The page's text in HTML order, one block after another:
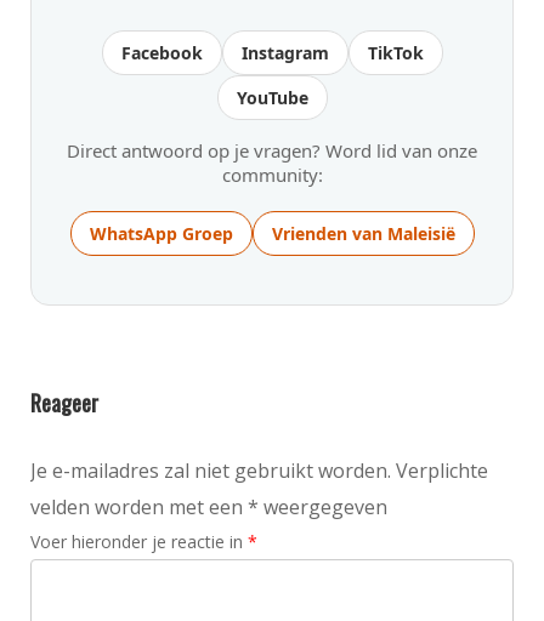
Facebook Instagram
TikTok
YouTube
Direct antwoord op je vragen? Word lid van onze
community:
WhatsApp Groep Vrienden van Maleisië
Reageer
Je e-mailadres zal niet gebruikt worden. Verplichte
velden worden met een * weergegeven
Voer hieronder je reactie in *